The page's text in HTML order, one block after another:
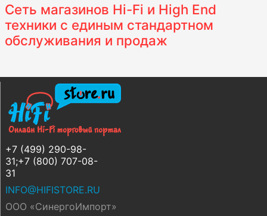
Сеть магазинов Hi-Fi и High End
техники с единым стандартном
обслуживания и продаж
+7 (499) 290-98-
31;+7 (800) 707-08-
31
INFO@HIFISTORE.RU
ООО «СинергоИмпорт»